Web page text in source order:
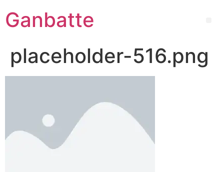
Ganbatte
placeholder-516.png